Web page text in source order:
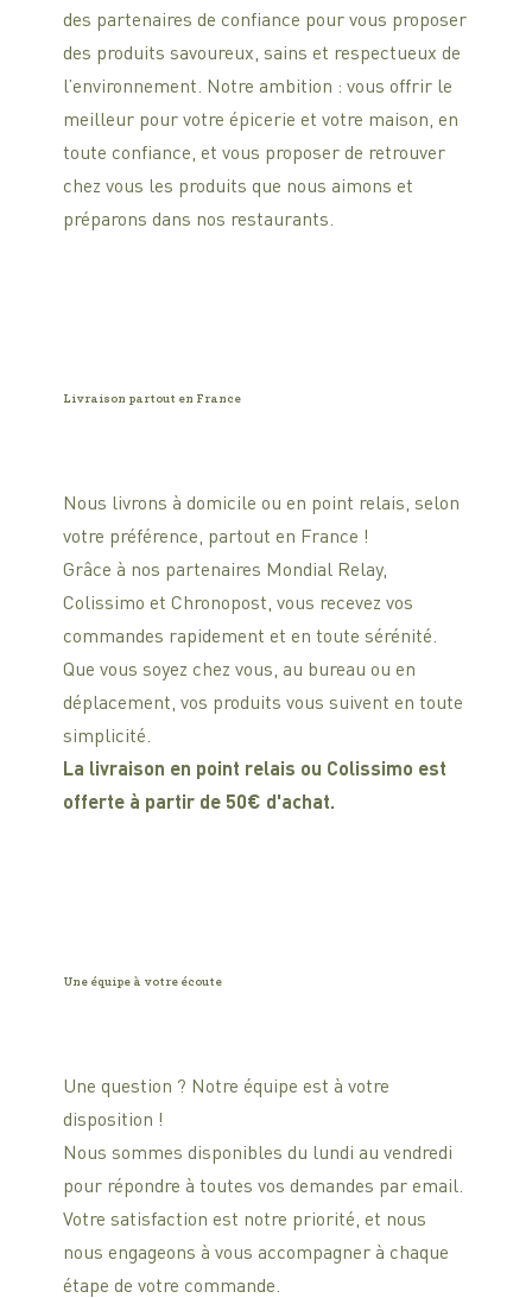
des partenaires de confiance pour vous proposer
des produits savoureux, sains et respectueux de
l’environnement. Notre ambition : vous offrir le
meilleur pour votre épicerie et votre maison, en
toute confiance, et vous proposer de retrouver
chez vous les produits que nous aimons et
préparons dans nos restaurants.
Livraison partout en France
Nous livrons à domicile ou en point relais, selon
votre préférence, partout en France !
Grâce à nos partenaires Mondial Relay,
Colissimo et Chronopost, vous recevez vos
commandes rapidement et en toute sérénité.
Que vous soyez chez vous, au bureau ou en
déplacement, vos produits vous suivent en toute
simplicité.
La livraison en point relais ou Colissimo est
offerte à partir de 50€ d'achat.
Une équipe à votre écoute
Une question ? Notre équipe est à votre
disposition !
Nous sommes disponibles du lundi au vendredi
pour répondre à toutes vos demandes par email.
Votre satisfaction est notre priorité, et nous
nous engageons à vous accompagner à chaque
étape de votre commande.